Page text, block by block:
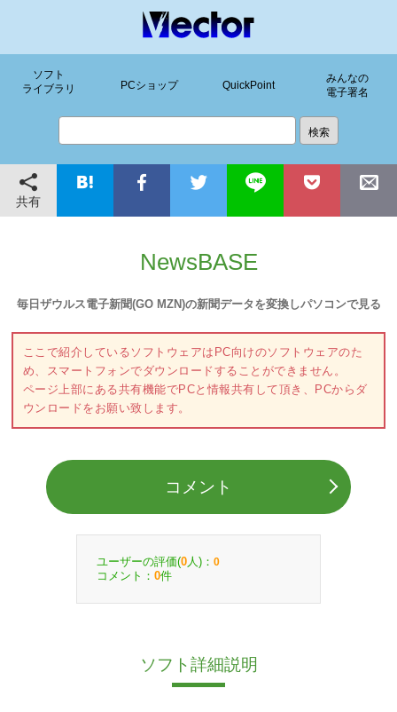
ソフト
ライブラリ
PCショップ QuickPoint
みんなの
電子署名
共有
NewsBASE
毎日ザウルス電子新聞(GO MZN)の新聞データを変換しパソコンで見る
ここで紹介しているソフトウェアはPC向けのソフトウェアのた
め、スマートフォンでダウンロードすることができません。
ページ上部にある共有機能でPCと情報共有して頂き、PCからダ
ウンロードをお願い致します。
コメント
ユーザーの評価(0 人)： 0
コメント： 0件
ソフト詳細説明